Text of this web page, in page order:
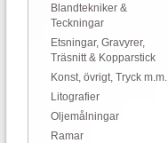
Blandtekniker &
Teckningar
Etsningar, Gravyrer,
Träsnitt & Kopparstick
Konst, övrigt, Tryck m.m.
Litografier
Oljemålningar
Ramar